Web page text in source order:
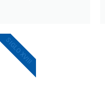
SIGLO XVIII